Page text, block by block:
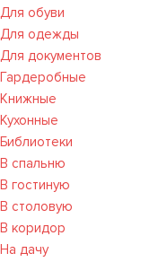
Для обуви
Для одежды
Для документов
Гардеробные
Книжные
Кухонные
Библиотеки
В спальню
В гостиную
В столовую
В коридор
На дачу